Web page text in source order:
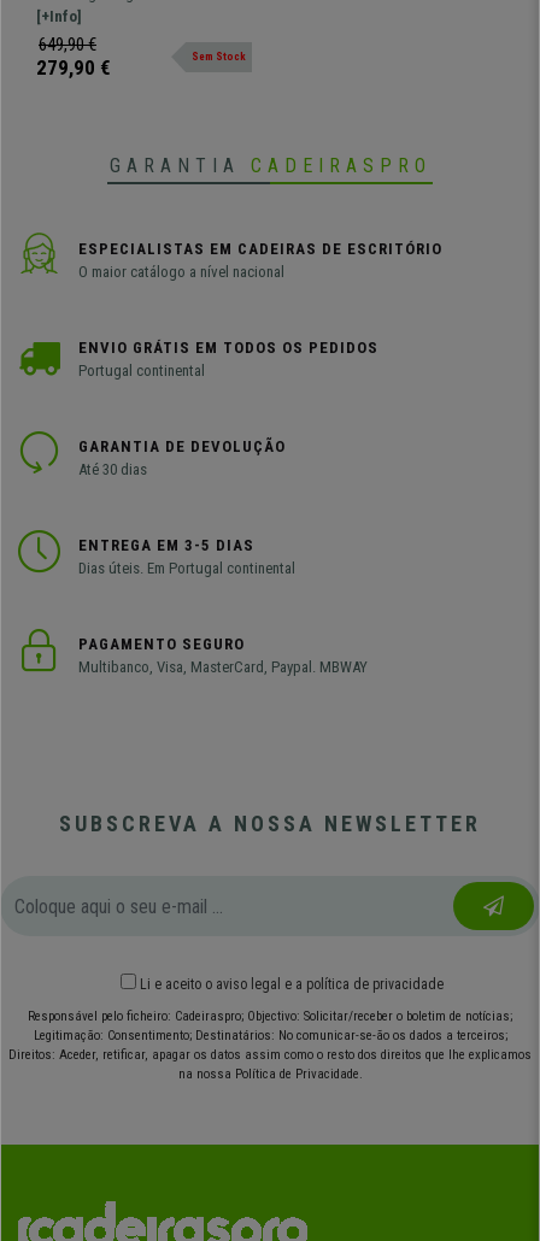
Almofada Lombar e
Cervical, Em Pele,
Preto/Azul
apoio para os pés de design
ergonómico, encosto ajustável e
almofadas lombar e cervical,
[+Info]
649,90 €
279,90 € Sem Stock
GARANTIA CADEIRASPRO
ESPECIALISTAS EM CADEIRAS DE ESCRITÓRIO
O maior catálogo a nível nacional
ENVIO GRÁTIS EM TODOS OS PEDIDOS
Portugal continental
GARANTIA DE DEVOLUÇÃO
Até 30 dias
ENTREGA EM 3-5 DIAS
Dias úteis. Em Portugal continental
PAGAMENTO SEGURO
Multibanco, Visa, MasterCard, Paypal. MBWAY
SUBSCREVA A NOSSA NEWSLETTER
Li e aceito o aviso legal e a política de privacidade
Responsável pelo ficheiro: Cadeiraspro; Objectivo: Solicitar/receber o boletim de notícias;
Legitimação: Consentimento; Destinatários: No comunicar-se-ão os dados a terceiros;
Direitos: Aceder, retificar, apagar os datos assim como o resto dos direitos que lhe explicamos
na nossa Política de Privacidade.